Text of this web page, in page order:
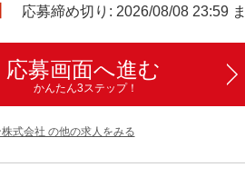
応募締め切り: 2026/08/08 23:59
応募画面へ進む
かんたん3ステップ！
式会社 の他の求人をみる